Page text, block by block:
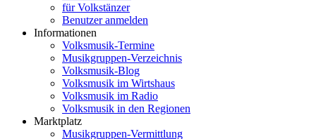
für Volkstänzer
Benutzer anmelden
Informationen
Volksmusik-Termine
Musikgruppen-Verzeichnis
Volksmusik-Blog
Volksmusik im Wirtshaus
Volksmusik im Radio
Volksmusik in den Regionen
Marktplatz
Musikgruppen-Vermittlung